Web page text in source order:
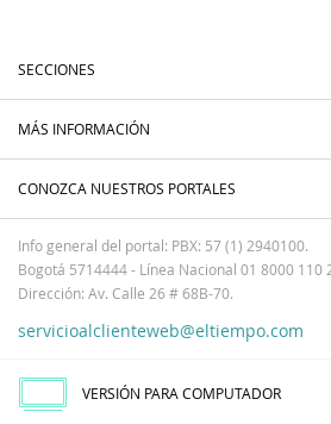
SECCIONES
MÁS INFORMACIÓN
CONOZCA NUESTROS PORTALES
Info general del portal: PBX: 57 (1) 2940100.
Bogotá 5714444 - Línea Nacional 01 8000 110
Dirección: Av. Calle 26 # 68B-70.
servicioalclienteweb@eltiempo.com
VERSIÓN PARA COMPUTADOR